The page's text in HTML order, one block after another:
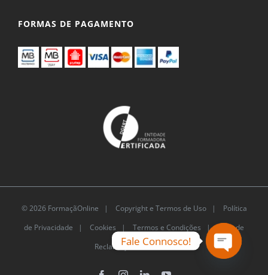
FORMAS DE PAGAMENTO
© 2026 FormaçãOnline | Copyright e Termos de Uso|
Política
de Privacidade | Cookies | Termos e Condições |Livro de
Reclamações Eletrónico
Fale Connosco!